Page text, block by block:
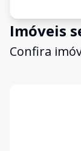
Imóveis
Confira